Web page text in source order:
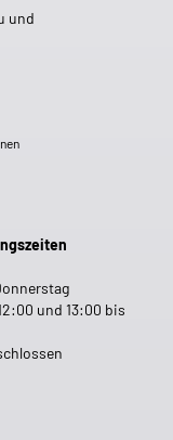
und
und 13:00 bis